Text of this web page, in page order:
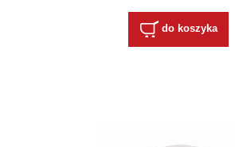
do koszyka